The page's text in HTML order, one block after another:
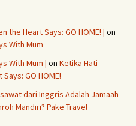
the Heart Says: GO HOME! | on
With Mum
With Mum | on Ketika Hati
GO HOME!
dari Inggris Adalah Jamaah
Mandiri? Pake Travel